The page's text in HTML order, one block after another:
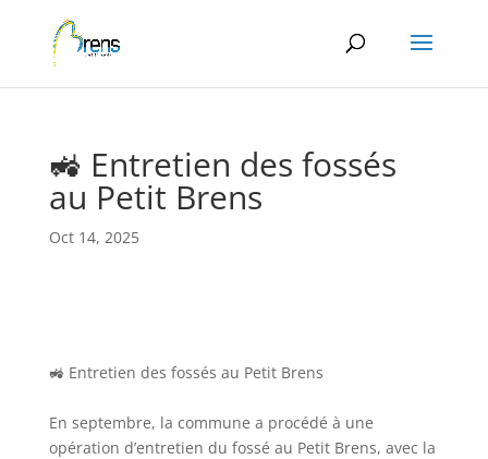
🚜 Entretien des fossés
au Petit Brens
Oct 14, 2025
🚜 Entretien des fossés au Petit Brens
En septembre, la commune a procédé à une
opération d’entretien du fossé au Petit Brens, avec la